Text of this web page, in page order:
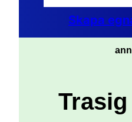
Skapa